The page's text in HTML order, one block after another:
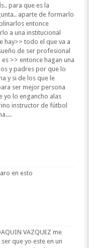
para que es la
aparte de formarlo
entonce
a una institucional
hay>> todo el que va a
de ser profesional
>> entonce hagan una
y padres por que lo
y si de los que le
ser mejor persona
yo lo engancho alas
instructor de fútbol
en esto
VAZQUEZ me
que yo este en un